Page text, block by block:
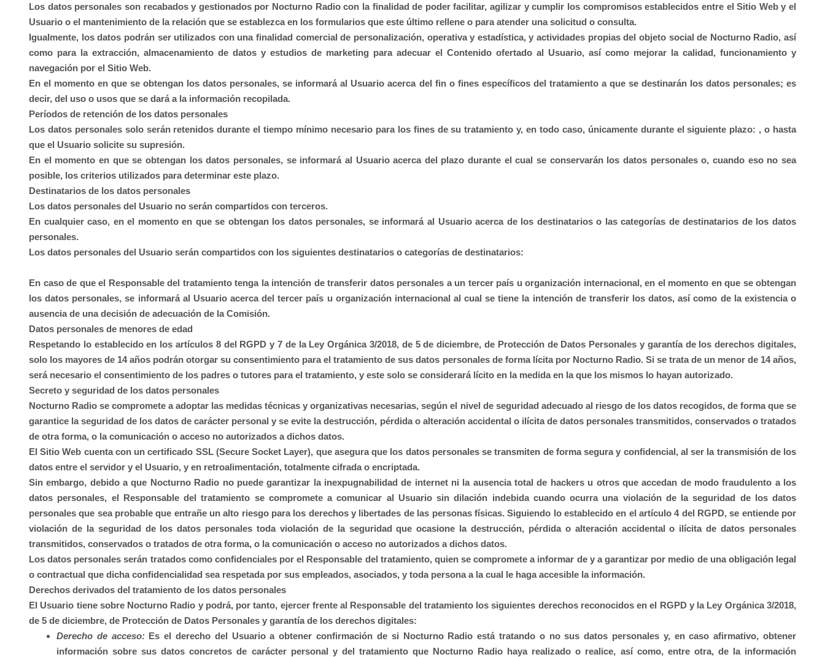
Los datos personales son recabados y gestionados por Nocturno Radiocon la finalidad de poder facilitar, agilizar y cumplir los compromisos establecidos entre el Sitio Web y el
Usuario o el mantenimiento de la relación que se establezca en los formularios que este último rellene o para atender una solicitud o consulta.
Igualmente, los datos podrán ser utilizados con una finalidad comercial de personalización, operativa y estadística, y actividades propias del objeto social de Nocturno Radio, así
como para la extracción, almacenamiento de datos y estudios de marketing para adecuar el Contenido ofertado al Usuario, así como mejorar la calidad, funcionamiento y
navegación por el Sitio Web.
En el momento en que se obtengan los datos personales, se informará al Usuario acerca del fin o fines específicos del tratamiento a que se destinarán los datos personales; es
decir, del uso o usos que se dará a la información recopilada.
Períodos de retención de los datos personales
Los datos personales solo serán retenidos durante el tiempo mínimo necesario para los fines de su tratamiento y, en todo caso, únicamente durante el siguiente plazo: , o hasta
que el Usuario solicite su supresión.
En el momento en que se obtengan los datos personales, se informará al Usuario acerca del plazo durante el cual se conservarán los datos personales o, cuando eso no sea
posible, los criterios utilizados para determinar este plazo.
Destinatarios de los datos personales
Los datos personales del Usuario no serán compartidos con terceros.
En cualquier caso, en el momento en que se obtengan los datos personales, se informará al Usuario acerca de los destinatarios o las categorías de destinatarios de los datos
personales.
Los datos personales del Usuario serán compartidos con los siguientes destinatarios o categorías de destinatarios:
En caso de que el Responsable del tratamiento tenga la intención de transferir datos personales a un tercer país u organización internacional, en el momento en que se obtengan
los datos personales, se informará al Usuario acerca del tercer país u organización internacional al cual se tiene la intención de transferir los datos, así como de la existencia o
ausencia de una decisión de adecuación de la Comisión.
Datos personales de menores de edad
Respetando lo establecido en los artículos 8 del RGPD y 7 de la Ley Orgánica 3/2018, de 5 de diciembre, de Protección de Datos Personales y garantía de los derechos digitales,
solo los mayores de 14 años podrán otorgar su consentimiento para el tratamiento de sus datos personales de forma lícita por Nocturno Radio. Si se trata de un menor de 14 años,
será necesario el consentimiento de los padres o tutores para el tratamiento, y este solo se considerará lícito en la medida en la que los mismos lo hayan autorizado.
Secreto y seguridad de los datos personales
Nocturno Radio se compromete a adoptar las medidas técnicas y organizativas necesarias, según el nivel de seguridad adecuado al riesgo de los datos recogidos, de forma que se
garantice la seguridad de los datos de carácter personal y se evite la destrucción, pérdida o alteración accidental o ilícita de datos personales transmitidos, conservados o tratados
de otra forma, o la comunicación o acceso no autorizados a dichos datos.
El Sitio Web cuenta con un certificado SSL (Secure Socket Layer), que asegura que los datos personales se transmiten de forma segura y confidencial, al ser la transmisión de los
datos entre el servidor y el Usuario, y en retroalimentación, totalmente cifrada o encriptada.
Sin embargo, debido a que Nocturno Radio no puede garantizar la inexpugnabilidad de internet ni la ausencia total de hackers u otros que accedan de modo fraudulento a los
datos personales, el Responsable del tratamiento se compromete a comunicar al Usuario sin dilación indebida cuando ocurra una violación de la seguridad de los datos
personales que sea probable que entrañe un alto riesgo para los derechos y libertades de las personas físicas. Siguiendo lo establecido en el artículo 4 del RGPD, se entiende por
violación de la seguridad de los datos personales toda violación de la seguridad que ocasione la destrucción, pérdida o alteración accidental o ilícita de datos personales
transmitidos, conservados o tratados de otra forma, o la comunicación o acceso no autorizados a dichos datos.
Los datos personales serán tratados como confidenciales por el Responsable del tratamiento, quien se compromete a informar de y a garantizar por medio de una obligación legal
o contractual que dicha confidencialidad sea respetada por sus empleados, asociados, y toda persona a la cual le haga accesible la información.
Derechos derivados del tratamiento de los datos personales
El Usuario tiene sobre Nocturno Radio y podrá, por tanto, ejercer frente al Responsable del tratamiento los siguientes derechos reconocidos en el RGPD y la Ley Orgánica 3/2018,
de 5 de diciembre, de Protección de Datos Personales y garantía de los derechos digitales:
Derecho de acceso: Es el derecho del Usuario a obtener confirmación de si Nocturno Radio está tratando o no sus datos personales y, en caso afirmativo, obtener
información sobre sus datos concretos de carácter personal y del tratamiento que Nocturno Radio haya realizado o realice, así como, entre otra, de la información